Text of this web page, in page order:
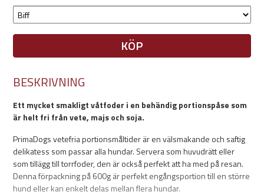
KÖP
BESKRIVNING
Ett mycket smakligt våtfoder i en behändig portionspåse som
är helt fri från vete, majs och soja.
PrimaDogs vetefria portionsmåltider är en välsmakande och saftig
delikatess som passar alla hundar. Servera som huvudrätt eller
som tillägg till torrfoder, den är också perfekt att ha med på resan.
Denna förpackning på 600g är perfekt engångsportion till en större
hund eller kan enkelt delas mellan flera hundar.